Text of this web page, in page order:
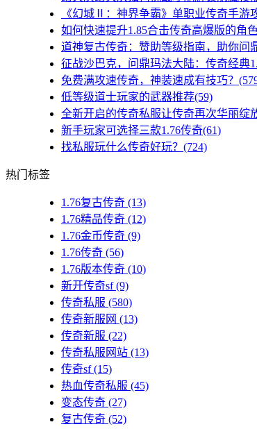
《幻城Ⅱ：神界争霸》单职业传奇手游
如何快速提升1.85合击传奇高爆版的角
道神复古传奇：赞助等级指南，助你问
征战沙巴克，问鼎玛法大陆：传奇经典
免费满攻速传奇，神装速成有技巧？
低等级道士玩家的武器推荐(59)
全新开启的传奇私服让传奇再次华丽绽
新手玩家可选择三款1.76传奇(61)
找私服玩什么传奇好玩？(724)
热门标签
1.76复古传奇 (13)
1.76精品传奇 (12)
1.76金币传奇 (9)
1.76传奇 (56)
1.76版本传奇 (10)
新开传奇sf(9)
传奇私服 (580)
传奇新服网 (13)
传奇新服 (22)
传奇私服网站 (13)
传奇sf(15)
热血传奇私服 (45)
变态传奇 (27)
复古传奇 (52)